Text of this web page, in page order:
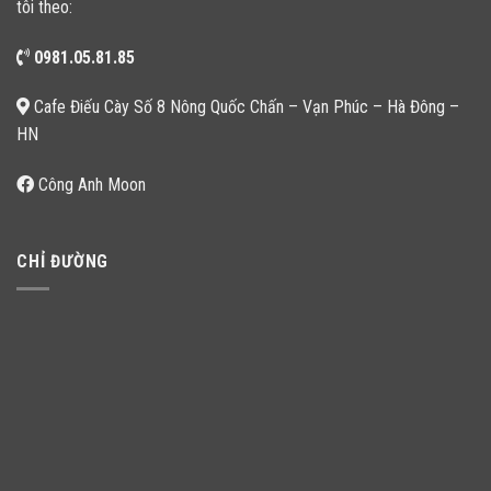
tôi theo:
0981.05.81.85
Cafe Điếu Cày Số 8 Nông Quốc Chấn – Vạn Phúc – Hà Đông –
HN
Công Anh Moon
CHỈ ĐƯỜNG